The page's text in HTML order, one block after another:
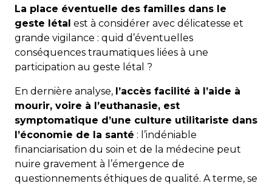
La place éventuelle des familles dans le
geste létal est à considérer avec délicatesse et
grande vigilance : quid d’éventuelles
conséquences traumatiques liées à une
participation au geste létal ?
En dernière analyse, l’accès facilité à l’aide à
mourir, voire à l’euthanasie, est
symptomatique d’une culture utilitariste dans
l’économie de la santé : l’indéniable
financiarisation du soin et de la médecine peut
nuire gravement à l’émergence de
questionnements éthiques de qualité. A terme, se